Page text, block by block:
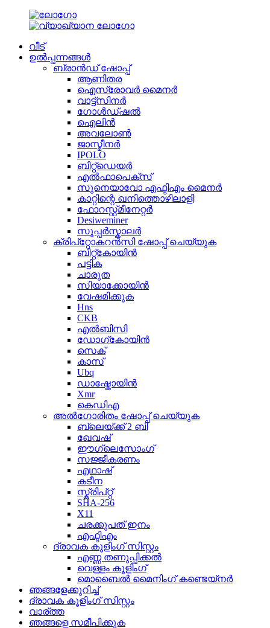
വീട്
ഉൽപ്പന്നങ്ങൾ
ബ്രാൻഡ് ഷോപ്പ്
ആണിതര
ഐസ്രോവർ മൈനർ
വാട്ട്സിനർ
ഗോൾഡ്ഷൽ
ഐലിൻ
അവലോൺ
ജാസ്മീനർ
IPOLO
ബിറ്റ്ഡെയർ
എൽഫാപെക്സ്
സുനെയാവോ എഫ്ടിഎം മൈനർ
കാറ്റിന്റെ ഖനിത്തൊഴിലാളി
ഫോറസ്റ്റ്മീനേറ്റർ
Desiweminer
സൂപ്പർസ്കാലർ
ക്രിപ്റ്റോകറൻസി ഷോപ്പ് ചെയ്യുക
ബിറ്റ്കോയിൻ
പട്ടിക
ചാരുത
സിയാക്കോയിൻ
വേഷമിക്കുക
Hns
CKB
എൽബിസി
ഡോഗ്കോയിൻ
സെക്
കാസ്
Ubq
ഡാഷ്കോയിൻ
Xmr
കെഡിഎ
അൽഗോരിതം ഷോപ്പ് ചെയ്യുക
ബ്ലെയ്ക്ക് 2 ബി
ഖേവഷ്
ഈഗ്ലെസോംഗ്
സജ്ജീകരണം
എഥാഷ്
കടീന
സ്ക്രിപ്റ്റ്
SHA-256
X11
ചരക്കുപത് ഇനം
എഫ്ടിഎം
ദ്രാവക കൂളിംഗ് സിസ്റ്റം
എണ്ണ തണുപ്പിക്കൽ
വെള്ളം കൂളിംഗ്
മൊബൈൽ മൈനിംഗ് കണ്ടെയ്നർ
ഞങ്ങളേക്കുറിച്ച്
ദ്രാവക കൂളിംഗ് സിസ്റ്റം
വാര്ത്ത
ഞങ്ങളെ സമീപിക്കുക